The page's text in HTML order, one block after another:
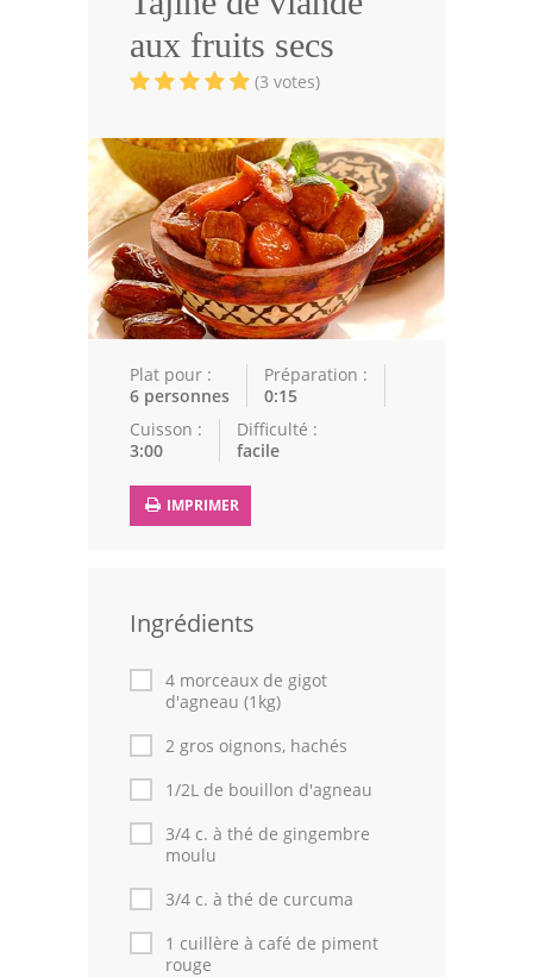
Volailles
Cuisines Orientales
Recettes marocaine
Cuisine Algérienne
Cuisine Tunisienne
Cuisine Juive
Cuisine Libanaise
Astuces de cuisine
Fêtes Religieuses
Chefs
Thèmes
Espace Personnel
aux fruits secs
(3 votes)
Plat pour :
6 personnes
Préparation :
0:15
Cuisson :
3:00
Difficulté :
facile
IMPRIMER
Ingrédients
4 morceaux de gigot
d'agneau (1kg)
2 gros oignons, hachés
1/2L de bouillon d'agneau
3/4 c. à thé de gingembre
moulu
3/4 c. à thé de curcuma
1 cuillère à café de piment
rouge